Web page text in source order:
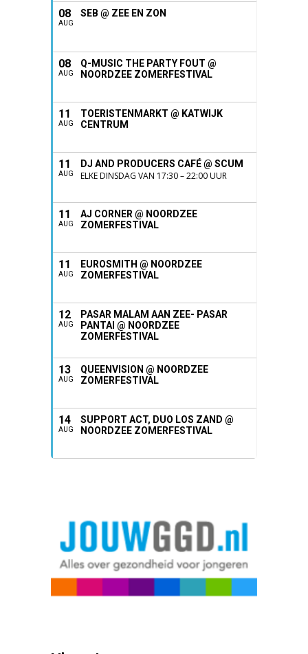
08
AUG
SEB @ ZEE EN ZON
08
AUG
Q-MUSIC THE PARTY FOUT @
NOORDZEE ZOMERFESTIVAL
11
AUG
TOERISTENMARKT @ KATWIJK
CENTRUM
11
AUG
DJ AND PRODUCERS CAFÉ @ SCUM
ELKE DINSDAG VAN 17:30 – 22:00 UUR
11
AUG
AJ CORNER @ NOORDZEE
ZOMERFESTIVAL
11
AUG
EUROSMITH @ NOORDZEE
ZOMERFESTIVAL
12
AUG
PASAR MALAM AAN ZEE- PASAR
PANTAI @ NOORDZEE
ZOMERFESTIVAL
13
AUG
QUEENVISION @ NOORDZEE
ZOMERFESTIVAL
14
AUG
SUPPORT ACT, DUO LOS ZAND @
NOORDZEE ZOMERFESTIVAL